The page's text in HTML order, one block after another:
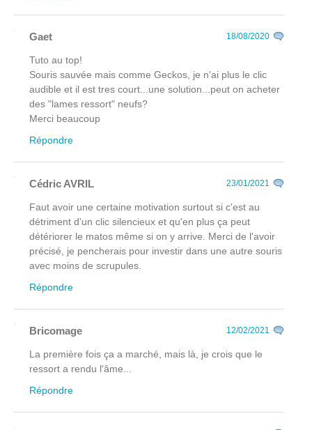
Gaet 18/08/2020
Tuto au top!
Souris sauvée mais comme Geckos, je n'ai plus le clic
audible et il est tres court...une solution...peut on acheter
des "lames ressort" neufs?
Merci beaucoup
Répondre
Cédric AVRIL 23/01/2021
Faut avoir une certaine motivation surtout si c'est au
détriment d'un clic silencieux et qu'en plus ça peut
détériorer le matos même si on y arrive. Merci de l'avoir
précisé, je pencherais pour investir dans une autre souris
avec moins de scrupules.
Répondre
Bricomage 12/02/2021
La première fois ça a marché, mais là, je crois que le
ressort a rendu l'âme...
Répondre